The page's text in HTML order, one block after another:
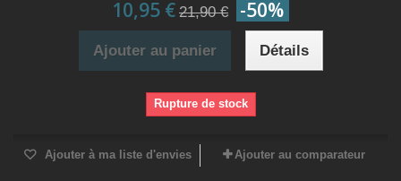
10,95 € 21,90 € -50%
Ajouter au panier Détails
Rupture de stock
Ajouter à ma liste d'envies Ajouter au comparateur